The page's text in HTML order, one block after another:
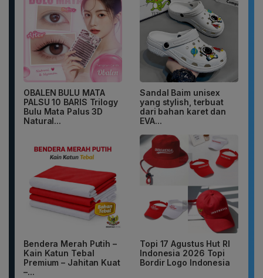
OBALEN BULU MATA
PALSU 10 BARIS Trilogy
Bulu Mata Palus 3D
Natural...
Sandal Baim unisex
yang stylish, terbuat
dari bahan karet dan
EVA...
Bendera Merah Putih –
Kain Katun Tebal
Premium – Jahitan Kuat
–...
Topi 17 Agustus Hut RI
Indonesia 2026 Topi
Bordir Logo Indonesia